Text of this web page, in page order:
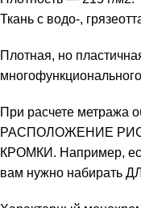
Ткань с водо-,
Плотная, но
При расчете метража
РАСПОЛОЖЕНИЕ
КРОМКИ. Например,
вам нужно набирать